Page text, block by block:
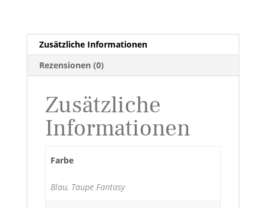
Zusätzliche Informationen
Rezensionen (0)
Zusätzliche
Informationen
Farbe
Blau, Taupe Fantasy